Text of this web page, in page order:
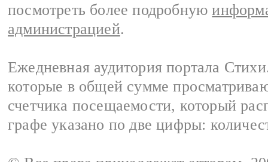
посмотреть более подробную
администрацией.
Ежедневная аудитория портала
которые в общей сумме
счетчика посещаемости, который
графе указано по две цифры: